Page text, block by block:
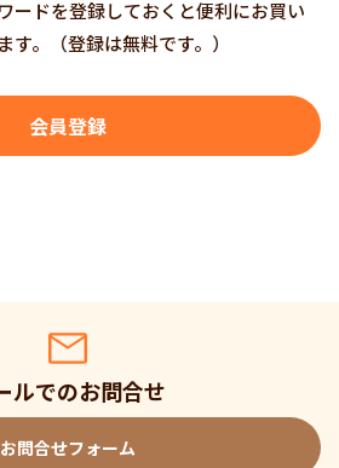
ードを登録しておくと便利にお買い
。（登録は無料です。）
ルでのお問合せ
お問合せフォーム